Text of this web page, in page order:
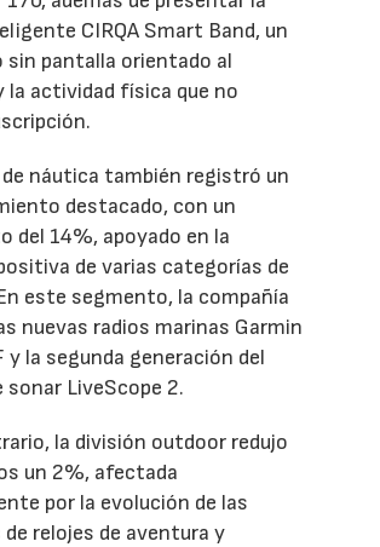
CIRQA Smart Band, un
sin pantalla orientado al
la actividad física que no
de náutica también registró un
destacado, con un
del 14%, apoyado en la
de varias categorías de
este segmento, la compañía
nuevas radios marinas Garmin
y la segunda generación del
sonar LiveScope 2.
la división outdoor redujo
un 2%, afectada
por la evolución de las
relojes de aventura y